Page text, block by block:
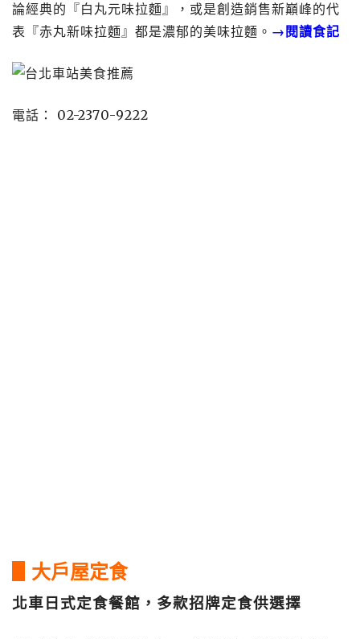
論經典的『白丸元味拉麵』，或是創造銷售新巔峰的代
表『赤丸新味拉麵』都是濃郁的美味拉麵。 →閱讀食記
電話： 02-2370-9222
▋大戶屋定食
北車日式定食餐館，多款招牌定食供選擇